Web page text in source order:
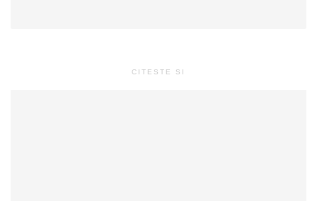
CITESTE SI